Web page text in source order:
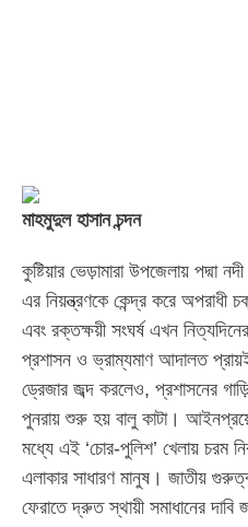
মাহমুদুল হাসান চন্দন
কুষ্টিয়ার ভেড়ামারা উপজেলায় পদ্মা
এর নিয়ন্ত্রণকে কেন্দ্র করে অপরাধী
এবং রক্তক্ষয়ী সংঘর্ষ এখন
প্রশাসন ও ভ্রাম্যমাণ আদালত
ড্রেজার জব্দ করলেও, প্রশাসনের
পুনরায় শুরু হয় বালু কাটা।
মধ্যে এই ‘চোর-পুলিশ’ খেলায় চরম
এলাকার সাধারণ মানুষ। জাতীয়
ফেরাতে দ্রুত স্থায়ী সমাধানের দাবি